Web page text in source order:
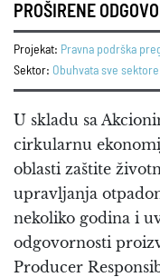
PROŠIRENE
Projekat: Pravna podrška
Sektor: Obuhvata sve
U skladu sa
cirkularnu
oblasti zaštite
upravljanja
nekoliko godina i
odgovornosti
Producer